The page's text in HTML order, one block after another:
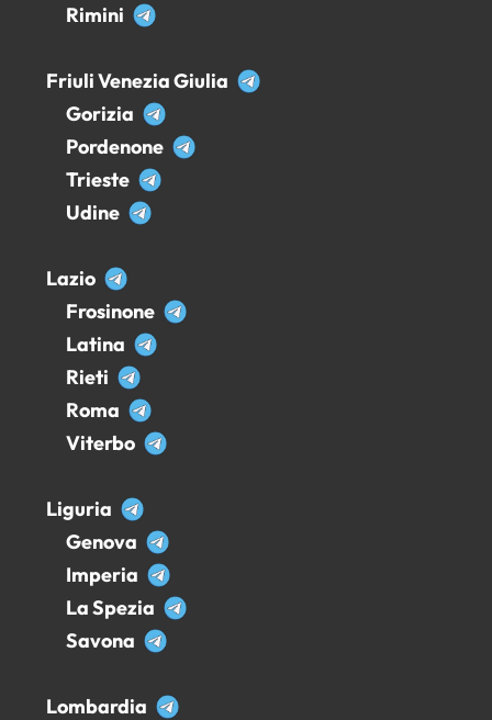
Rimini
Friuli Venezia Giulia
Gorizia
Pordenone
Trieste
Udine
Lazio
Frosinone
Latina
Rieti
Roma
Viterbo
Liguria
Genova
Imperia
La Spezia
Savona
Lombardia